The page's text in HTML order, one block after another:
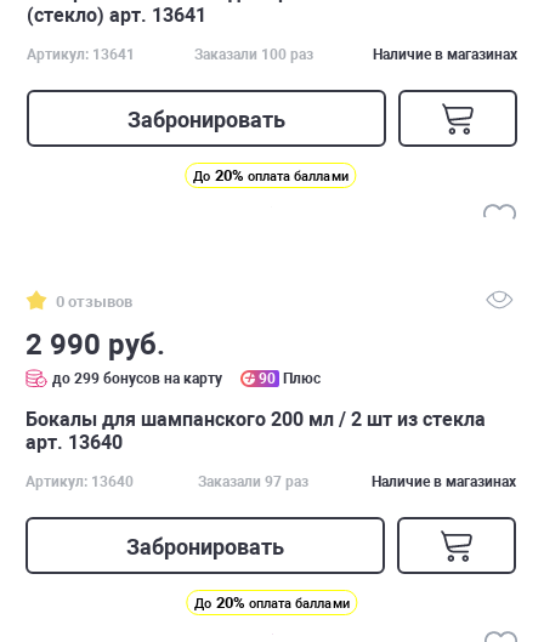
(стекло) арт. 13641
Артикул: 13641 Заказали 100 раз Наличие в магазинах
Забронировать
До 20% оплата баллами
0 отзывов
2 990 руб.
до 299 бонусов на карту 90 Плюс
Бокалы для шампанского 200 мл / 2 шт из стекла
арт. 13640
Артикул: 13640 Заказали 97 раз Наличие в магазинах
Забронировать
До 20% оплата баллами